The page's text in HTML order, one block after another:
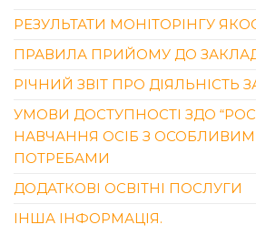
РЕЗУЛЬТАТИ МОНІТОРІНГУ
ПРАВИЛА ПРИЙОМУ ДО
РІЧНИЙ ЗВІТ ПРО ДІЯЛЬНІСТЬ
УМОВИ ДОСТУПНОСТІ ЗДО
НАВЧАННЯ ОСІБ З
ПОТРЕБАМИ
ДОДАТКОВІ ОСВІТНІ ПОСЛУГИ
ІНША ІНФОРМАЦІЯ.